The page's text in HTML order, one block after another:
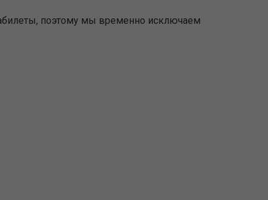
поэтому мы временно исключаем